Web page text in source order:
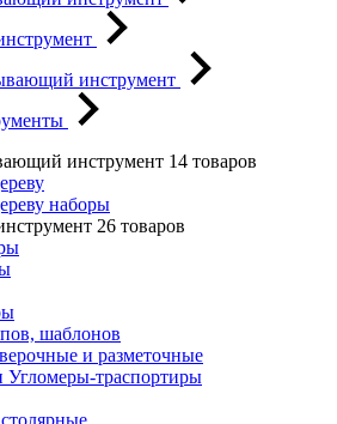
инструмент
инструмент 14 товаров
наборы
26 товаров
шаблонов
и разметочные
Угломеры-траспортиры